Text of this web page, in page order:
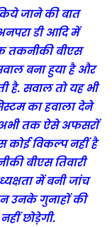
जाने की बात
डी आदि में
तकनीकी बीएस
बना हुया है और
है. सवाल तो यह भी
का हवाला देने
अभी तक ऐसे अफसरों
कोई विकल्प नहीं है
बीएस तिवारी
में बनी जांच
उनके गुनाहों की
छोड़ेगी.